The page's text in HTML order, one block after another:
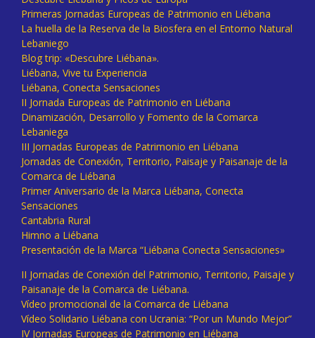
Primeras Jornadas Europeas de Patrimonio en Liébana
La huella de la Reserva de la Biosfera en el Entorno Natural
Lebaniego
Blog trip: «Descubre Liébana».
Liébana, Vive tu Experiencia
Liébana, Conecta Sensaciones
II Jornada Europeas de Patrimonio en Liébana
Dinamización, Desarrollo y Fomento de la Comarca
Lebaniega
III Jornadas Europeas de Patrimonio en Liébana
Jornadas de Conexión, Territorio, Paisaje y Paisanaje de la
Comarca de Liébana
Primer Aniversario de la Marca Liébana, Conecta
Sensaciones
Cantabria Rural
Himno a Liébana
Presentación de la Marca “Liébana Conecta Sensaciones»
II Jornadas de Conexión del Patrimonio, Territorio, Paisaje y
Paisanaje de la Comarca de Liébana.
Vídeo promocional de la Comarca de Liébana
Vídeo Solidario Liébana con Ucrania: “Por un Mundo Mejor”
IV Jornadas Europeas de Patrimonio en Liébana